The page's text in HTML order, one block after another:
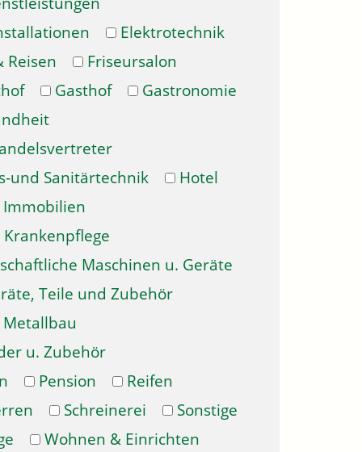
Elektrotechnik
Reisen
Friseursalon
Gasthof
Gastronomie
und Sanitärtechnik
Hotel
Immobilien
Krankenpflege
Maschinen u. Geräte
Teile und Zubehör
Metallbau
u. Zubehör
Pension
Reifen
Schreinerei
Sonstige
Wohnen & Einrichten